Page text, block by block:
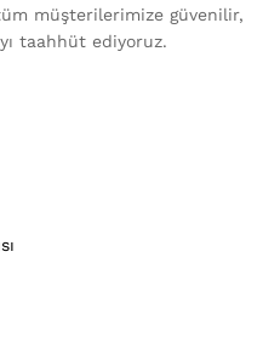
müşterilerimize güvenilir,
taahhüt ediyoruz.